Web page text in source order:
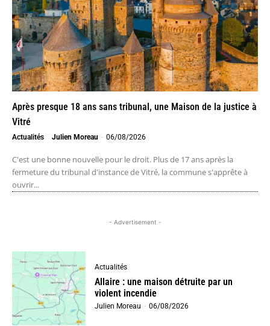
Après presque 18 ans sans tribunal, une Maison de la justice à
Vitré
Actualités Julien Moreau - 06/08/2026
C'est une bonne nouvelle pour le droit. Plus de 17 ans après la
fermeture du tribunal d'instance de Vitré, la commune s'apprête à
ouvrir...
- Advertisement -
Actualités
Allaire : une maison détruite par un
violent incendie
Julien Moreau - 06/08/2026